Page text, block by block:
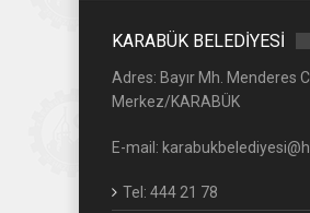
KARABÜK BELEDİYESİ
Adres: Bayır Mh. Menderes
Merkez/KARABÜK
E-mail:
Tel: 444 21 78